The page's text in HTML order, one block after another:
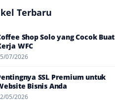
Terbaru
Shop Solo yang Cocok Buat
WFC
07/2026
SSL Premium untuk
Bisnis Anda
05/2026